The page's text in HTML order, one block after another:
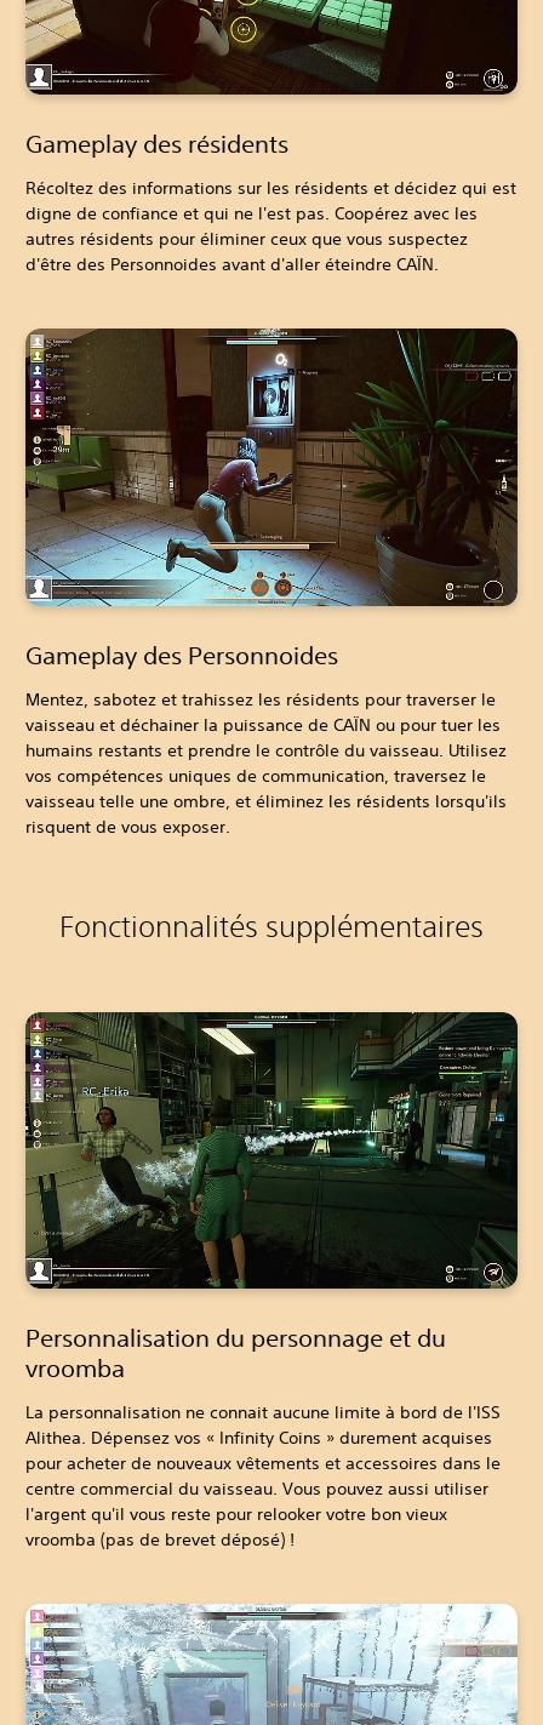
Gameplay des résidents
Récoltez des informations sur les résidents et décidez qui est
digne de confiance et qui ne l'est pas. Coopérez avec les
autres résidents pour éliminer ceux que vous suspectez
d'être des Personnoides avant d'aller éteindre CAÏN.
Gameplay des Personnoides
Mentez, sabotez et trahissez les résidents pour traverser le
vaisseau et déchainer la puissance de CAÏN ou pour tuer les
humains restants et prendre le contrôle du vaisseau. Utilisez
vos compétences uniques de communication, traversez le
vaisseau telle une ombre, et éliminez les résidents lorsqu'ils
risquent de vous exposer.
Fonctionnalités supplémentaires
Personnalisation du personnage et du
vroomba
La personnalisation ne connait aucune limite à bord de l'ISS
Alithea. Dépensez vos « Infinity Coins » durement acquises
pour acheter de nouveaux vêtements et accessoires dans le
centre commercial du vaisseau. Vous pouvez aussi utiliser
l'argent qu'il vous reste pour relooker votre bon vieux
vroomba (pas de brevet déposé) !